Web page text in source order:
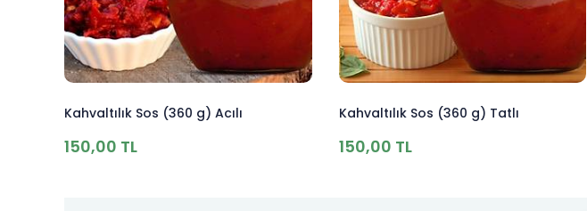
Kahvaltılık Sos (360 g) Acılı
150,00 TL
Kahvaltılık Sos (360 g) Tatlı
150,00 TL